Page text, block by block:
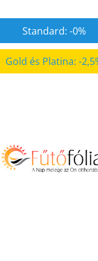
Standard: -0%
Gold és Platina: -